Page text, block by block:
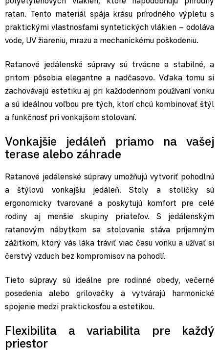
ratan. Tento materiál spája krásu prírodného výpletu s
praktickými vlastnosťami syntetických vlákien – odoláva
vode, UV žiareniu, mrazu a mechanickému poškodeniu.
Ratanové jedálenské súpravy sú trvácne a stabilné, a
pritom pôsobia elegantne a nadčasovo. Vďaka tomu si
zachovávajú estetiku aj pri každodennom používaní vonku
a sú ideálnou voľbou pre tých, ktorí chcú kombinovať štýl
a funkčnosť pri vonkajšom stolovaní.
Vonkajšie jedáleň priamo na vašej
terase alebo záhrade
Ratanové jedálenské súpravy umožňujú vytvoriť pohodlnú
a štýlovú vonkajšiu jedáleň. Stoly a stoličky sú
ergonomicky tvarované a poskytujú komfort pre celé
rodiny aj menšie skupiny priateľov. S jedálenským
ratanovým nábytkom sa stolovanie stáva príjemným
zážitkom, ktorý vás láka tráviť viac času vonku a užívať si
čerstvý vzduch bez kompromisov na pohodlí.
Tieto súpravy sú ideálne pre rodinné obedy, večerné
posedenia alebo grilovačky a vytvárajú harmonické
spojenie medzi praktickosťou a estetikou.
Flexibilita a variabilita pre každý
priestor